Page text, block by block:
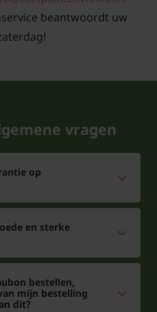
beantwoordt uw
vragen
op
en sterke
bestellen,
mijn bestelling
dit?